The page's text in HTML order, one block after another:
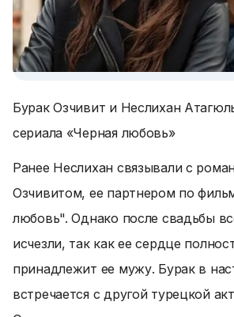
Бурак Озчивит и Неслихан
сериала «Черная любовь»
Ранее Неслихан связывали с
Озчивитом, ее партнером по
любовь". Однако после свадьбы
исчезли, так как ее сердце
принадлежит ее мужу. Бурак в
встречается с другой турецкой